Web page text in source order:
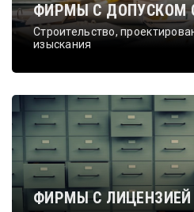
ФИРМЫ С ДОПУСКОМ
Строительство,
изыскания
ФИРМЫ С ЛИЦЕНЗИЕЙ